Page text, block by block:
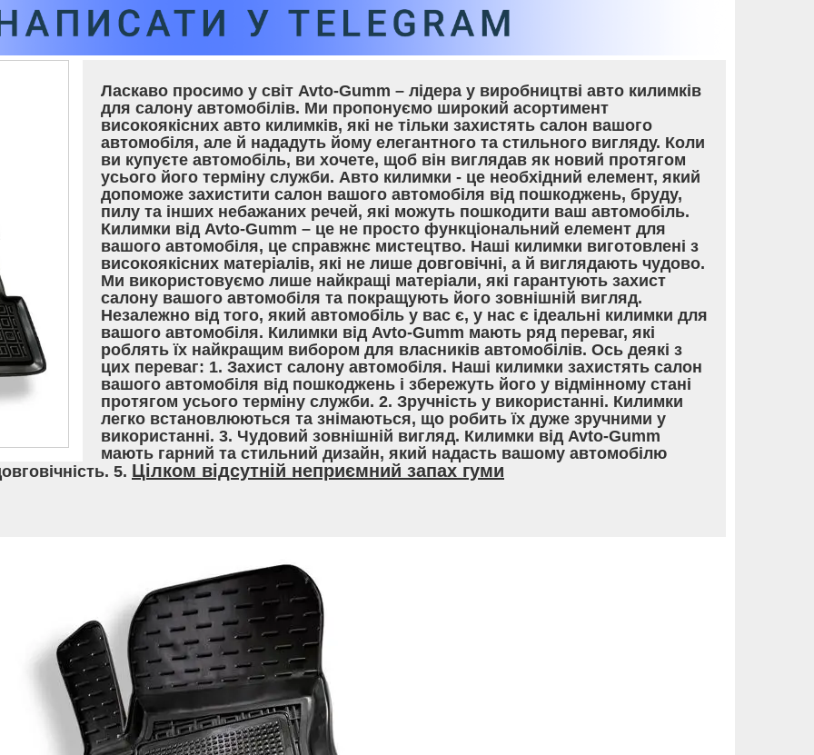
Ласкаво просимо у світ Avto-Gumm – лідера у виробництві авто килимків
для салону автомобілів. Ми пропонуємо широкий асортимент
високоякісних авто килимків, які не тільки захистять салон вашого
автомобіля, але й нададуть йому елегантного та стильного вигляду. Коли
ви купуєте автомобіль, ви хочете, щоб він виглядав як новий протягом
усього його терміну служби. Авто килимки - це необхідний елемент, який
допоможе захистити салон вашого автомобіля від пошкоджень, бруду,
пилу та інших небажаних речей, які можуть пошкодити ваш автомобіль.
Килимки від Avto-Gumm – це не просто функціональний елемент для
вашого автомобіля, це справжнє мистецтво. Наші килимки виготовлені з
високоякісних матеріалів, які не лише довговічні, а й виглядають чудово.
Ми використовуємо лише найкращі матеріали, які гарантують захист
салону вашого автомобіля та покращують його зовнішній вигляд.
Незалежно від того, який автомобіль у вас є, у нас є ідеальні килимки для
вашого автомобіля. Килимки від Avto-Gumm мають ряд переваг, які
роблять їх найкращим вибором для власників автомобілів. Ось деякі з
цих переваг: 1. Захист салону автомобіля. Наші килимки захистять салон
вашого автомобіля від пошкоджень і збережуть його у відмінному стані
протягом усього терміну служби. 2. Зручність у використанні. Килимки
легко встановлюються та знімаються, що робить їх дуже зручними у
використанні. 3. Чудовий зовнішній вигляд. Килимки від Avto-Gumm
мають гарний та стильний дизайн, який надасть вашому автомобілю
5. Цілком відсутній неприємний запах гуми